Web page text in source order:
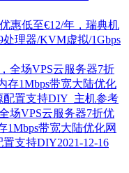
惠低至€12/年，瑞典机
理器/KVM虚拟/1Gbps
场VPS云服务器7折优
1Mbps带宽大陆优化网
置支持DIY2021-12-16